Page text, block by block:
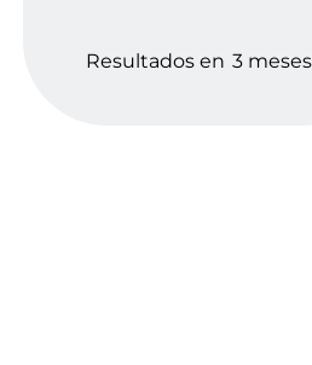
Resultados en 3 meses